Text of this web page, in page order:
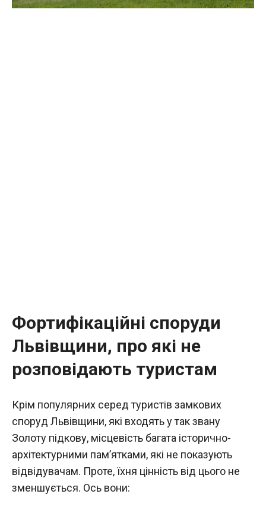
Фортифікаційні споруди
Львівщини, про які не
розповідають туристам
Крім популярних серед туристів замкових
споруд Львівщини, які входять у так звану
Золоту підкову, місцевість багата історично-
архітектурними пам’ятками, які не показують
відвідувачам. Проте, їхня цінність від цього не
зменшується. Ось вони: